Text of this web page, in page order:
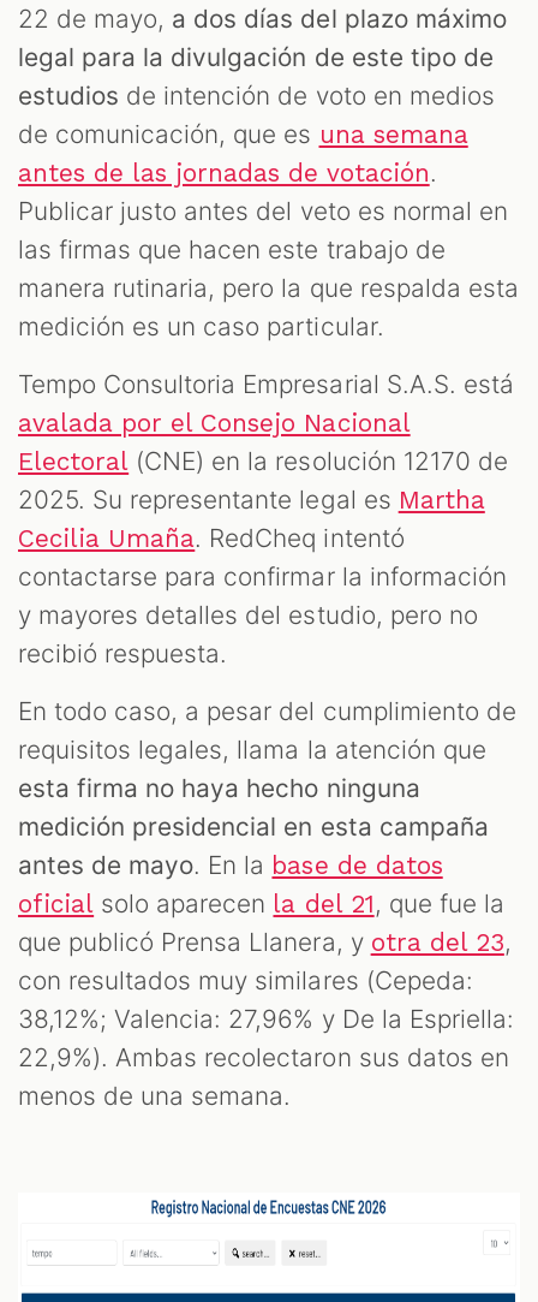
22 de mayo, a dos días del plazo máximo
legal para la divulgación de este tipo de
estudios de intención de voto en medios
de comunicación, que es una semana
antes de las jornadas de votación.
Publicar justo antes del veto es normal en
las firmas que hacen este trabajo de
manera rutinaria, pero la que respalda esta
medición es un caso particular.
Tempo Consultoria Empresarial S.A.S. está
avalada por el Consejo Nacional
Electoral (CNE) en la resolución 12170 de
2025. Su representante legal es Martha
Cecilia Umaña. RedCheq intentó
contactarse para confirmar la información
y mayores detalles del estudio, pero no
recibió respuesta.
En todo caso, a pesar del cumplimiento de
requisitos legales, llama la atención que
esta firma no haya hecho ninguna
medición presidencial en esta campaña
antes de mayo. En la base de datos
oficial solo aparecen la del 21, que fue la
que publicó Prensa Llanera, y otra del 23,
con resultados muy similares (Cepeda:
38,12%; Valencia: 27,96% y De la Espriella:
22,9%). Ambas recolectaron sus datos en
menos de una semana.